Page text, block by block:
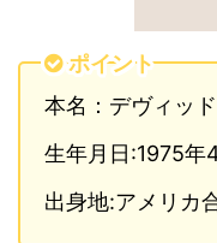
ポイント
本名：デヴィッ
生年月日:1975年
出身地:アメリカ